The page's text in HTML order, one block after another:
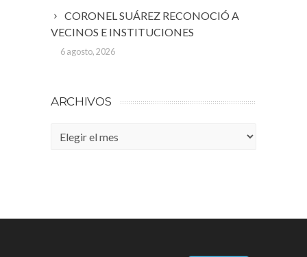
CORONEL SUÁREZ RECONOCIÓ A
VECINOS E INSTITUCIONES
6 agosto, 2026
ARCHIVOS
Archivos